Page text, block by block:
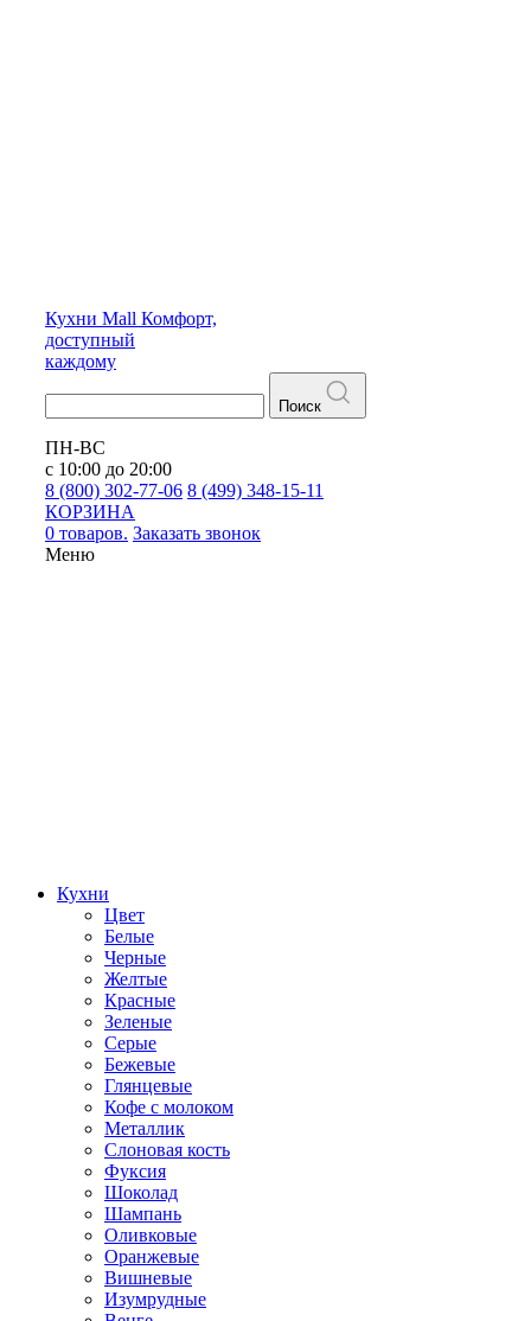
Кухни Mall Комфорт,
доступный
каждому
Поиск
ПН-ВС
с 10:00 до 20:00
8 (800) 302-77-06 8 (499) 348-15-11
КОРЗИНА
0 товаров. Заказать звонок
Меню
Кухни
Цвет
Белые
Черные
Желтые
Красные
Зеленые
Серые
Бежевые
Глянцевые
Кофе с молоком
Металлик
Слоновая кость
Фуксия
Шоколад
Шампань
Оливковые
Оранжевые
Вишневые
Изумрудные